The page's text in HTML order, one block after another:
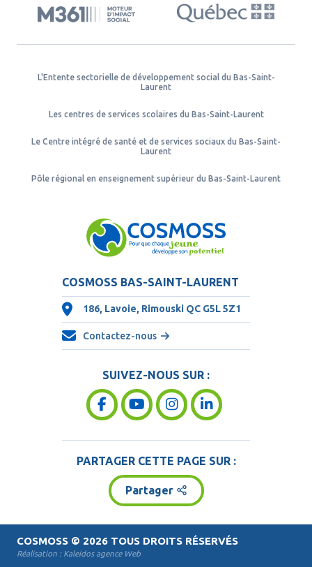
L'Entente sectorielle de développement social du Bas-Saint-
Laurent
Les centres de services scolaires du Bas-Saint-Laurent
Le Centre intégré de santé et de services sociaux du Bas-Saint-
Laurent
Pôle régional en enseignement supérieur du Bas-Saint-Laurent
COSMOSS BAS-SAINT-LAURENT
186, Lavoie, Rimouski QC G5L 5Z1
Contactez-nous
SUIVEZ-NOUS SUR :
PARTAGER CETTE PAGE SUR :
Partager
COSMOSS© 2026 TOUS DROITS RÉSERVÉS
Réalisation : Kaleidos agence Web